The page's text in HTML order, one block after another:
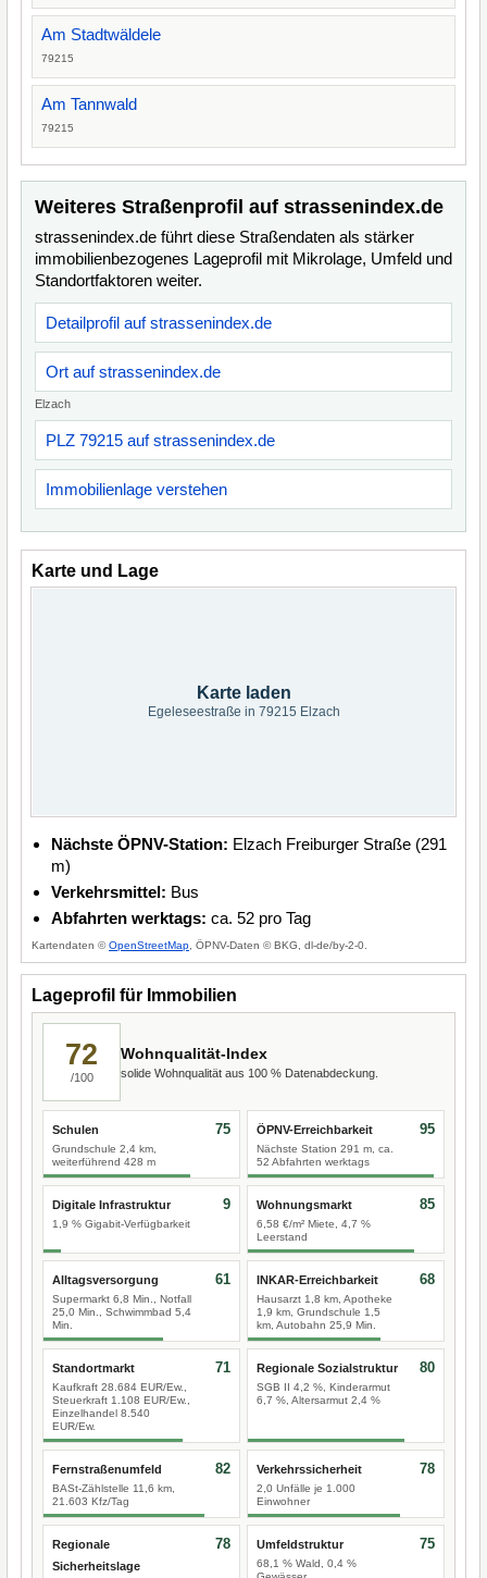
Am Stadtwäldele
79215
Am Tannwald
79215
Weiteres Straßenprofil auf strassenindex.de
strassenindex.de führt diese Straßendaten als stärker
immobilienbezogenes Lageprofil mit Mikrolage, Umfeld und
Standortfaktoren weiter.
Detailprofil auf strassenindex.de
Ort auf strassenindex.de
Elzach
PLZ 79215 auf strassenindex.de
Immobilienlage verstehen
Karte und Lage
Karte laden
Egeleseestraße in 79215 Elzach
Nächste ÖPNV-Station: Elzach Freiburger Straße (291
m)
Verkehrsmittel: Bus
Abfahrten werktags: ca. 52 pro Tag
Kartendaten ©OpenStreetMap , ÖPNV-Daten © BKG, dl-de/by-2-0.
Lageprofil für Immobilien
72
/100
Wohnqualität-Index
solide Wohnqualität aus 100 % Datenabdeckung.
Schulen
Grundschule 2,4 km,
weiterführend 428 m
75 ÖPNV-Erreichbarkeit
Nächste Station 291 m, ca.
52 Abfahrten werktags
95
Digitale Infrastruktur
1,9 % Gigabit-Verfügbarkeit
9 Wohnungsmarkt
6,58 €/m² Miete, 4,7 %
Leerstand
85
Alltagsversorgung
Supermarkt 6,8 Min., Notfall
25,0 Min., Schwimmbad 5,4
Min.
61 INKAR-Erreichbarkeit
Hausarzt 1,8 km, Apotheke
1,9 km, Grundschule 1,5
km, Autobahn 25,9 Min.
68
Standortmarkt
Kaufkraft 28.684 EUR/Ew.,
Steuerkraft 1.108 EUR/Ew.,
Einzelhandel 8.540
EUR/Ew.
71 Regionale Sozialstruktur
SGB II 4,2 %, Kinderarmut
6,7 %, Altersarmut 2,4 %
80
Fernstraßenumfeld
BASt-Zählstelle 11,6 km,
21.603 Kfz/Tag
82 Verkehrssicherheit
2,0 Unfälle je 1.000
Einwohner
78
Regionale
Sicherheitslage
78 Umfeldstruktur
68,1 % Wald, 0,4 %
75